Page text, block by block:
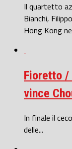
Il quartetto
Bianchi,
Hong Kong
Fioretto /
vince
In finale il
delle...